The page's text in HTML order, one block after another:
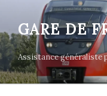
contenu
principal
GARE DE
Assistance généraliste